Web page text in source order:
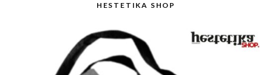
HESTETIKA SHOP